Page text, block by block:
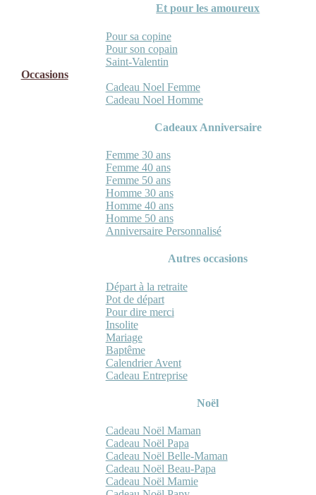
Et pour les amoureux
Pour sa copine
Pour son copain
Saint-Valentin
Occasions
Cadeau Noel Femme
Cadeau Noel Homme
Cadeaux Anniversaire
Femme 30 ans
Femme 40 ans
Femme 50 ans
Homme 30 ans
Homme 40 ans
Homme 50 ans
Anniversaire Personnalisé
Autres occasions
Départ à la retraite
Pot de départ
Pour dire merci
Insolite
Mariage
Baptême
Calendrier Avent
Cadeau Entreprise
Noël
Cadeau Noël Maman
Cadeau Noël Papa
Cadeau Noël Belle-Maman
Cadeau Noël Beau-Papa
Cadeau Noël Mamie